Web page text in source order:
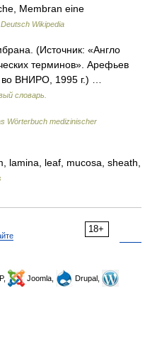
Membran eine
Deutsch Wikipedia
(Источник: «Англо
терминов». Арефьев
во ВНИРО, 1995 г.) …
словарь.
Wörterbuch medizinischer
lamina, leaf, mucosa, sheath,
18+
Joomla,
Drupal,